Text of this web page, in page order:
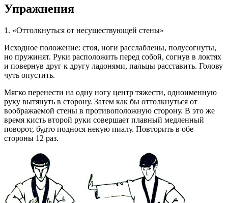
Упражнения
1. «Оттолкнуться от несуществующей стены»
Исходное положение: стоя, ноги расслаблены, полусогнуты,
но пружинят. Руки расположить перед собой, согнув в локтях
и повернув друг к другу ладонями, пальцы расставить. Голову
чуть опустить.
Мягко перенести на одну ногу центр тяжести, одноименную
руку вытянуть в сторону. Затем как бы оттолкнуться от
воображаемой стены в противоположную сторону. В это же
время кисть второй руки совершает плавный медленный
поворот, будто поднося некую пиалу. Повторить в обе
стороны 12 раз.